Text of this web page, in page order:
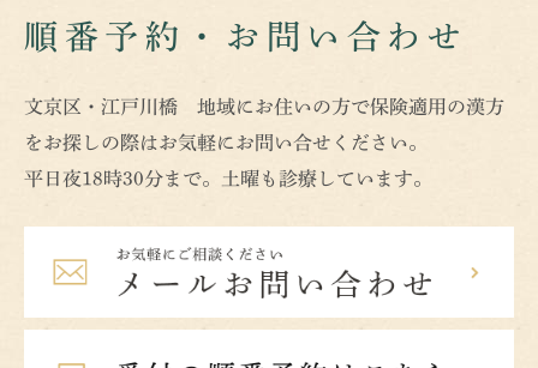
順番予約・お問い合わせ
文京区・江戸川橋 地域にお住いの方で保険適用の漢方
をお探しの際はお気軽にお問い合せください。
平日夜18時30分まで。土曜も診療しています。